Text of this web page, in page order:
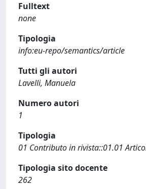
Fulltext
none
Tipologia
info:eu-repo/semantics/article
Tutti gli autori
Lavelli, Manuela
Numero autori
1
Tipologia
01 Contributo in rivista::01.01
Tipologia sito docente
262